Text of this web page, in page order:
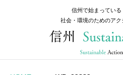
信州で始まっている
社会・環境のためのアク